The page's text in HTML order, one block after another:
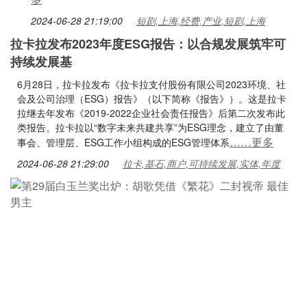
2024-06-28 21:19:00 短剧,上海,经费,产业,短剧,上海
拉卡拉发布2023年度ESG报告：以合规发展筑牢可
持续发展基
6月28日，拉卡拉发布《拉卡拉支付股份有限公司2023环境、社
会及公司治理（ESG）报告》（以下简称《报告》）。这是拉卡
拉继去年发布《2019-2022企业社会责任报告》后第二次发布此
类报告。拉卡拉以“数字未来共建共享”为ESG理念，建立了由董
事会、管理层、ESG工作小组构成的ESG管理体系……更多
2024-06-28 21:29:00 拉卡,基石,商户,可持续发展,实体,年度